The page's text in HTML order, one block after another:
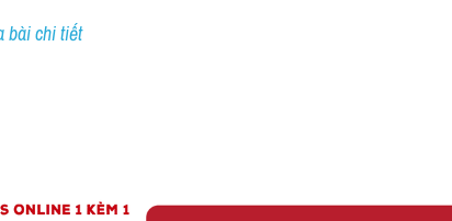
bài chi tiết